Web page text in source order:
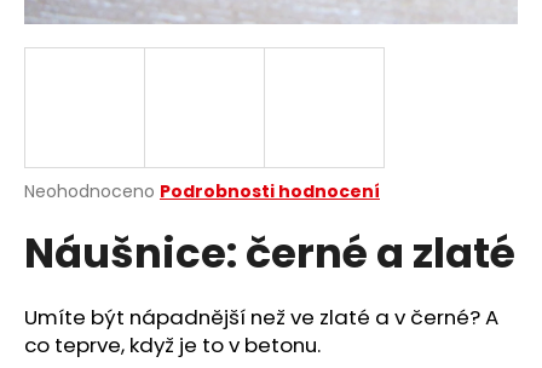
Průměrné
produktu
je
z
5
hvězdiček.
Neohodnoceno Podrobnosti hodnocení
Náušnice: černé a zlaté
Umíte být nápadnější než ve zlaté a v černé? A
co teprve, když je to v betonu.
a
j
?